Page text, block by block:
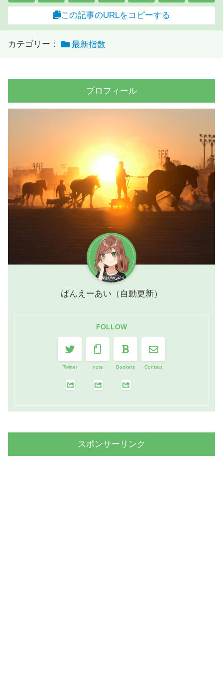
この記事のURLをコピーする
カテゴリー： 最新指数
プロフィール
ばんえーあい（自動更新）
FOLLOW
Twitter note Bookers Contact
スポンサーリンク